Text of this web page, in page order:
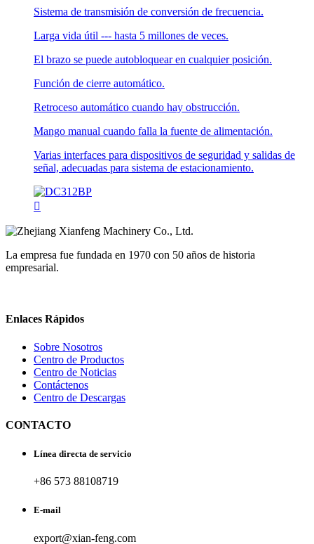
Sistema de transmisión de conversión de frecuencia.
Larga vida útil --- hasta 5 millones de veces.
El brazo se puede autobloquear en cualquier posición.
Función de cierre automático.
Retroceso automático cuando hay obstrucción.
Mango manual cuando falla la fuente de alimentación.
Varias interfaces para dispositivos de seguridad y salidas de
señal, adecuadas para sistema de estacionamiento.

La empresa fue fundada en 1970 con 50 años de historia
empresarial.
Enlaces Rápidos
Sobre Nosotros
Centro de Productos
Centro de Noticias
Contáctenos
Centro de Descargas
CONTACTO
Línea directa de servicio
+86 573 88108719
E-mail
export@xian-feng.com